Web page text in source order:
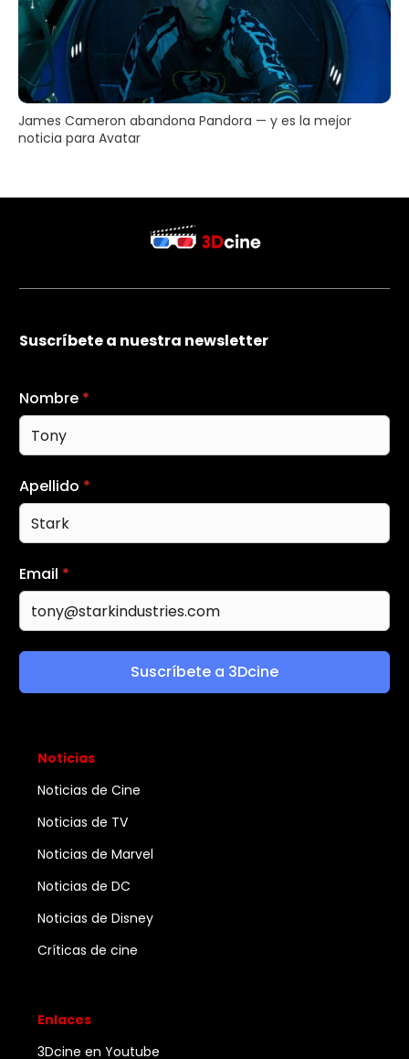
James Cameron abandona Pandora — y es la mejor
noticia para Avatar
Suscríbete a nuestra newsletter
Nombre *
Apellido *
Email *
Suscríbete a 3Dcine
Noticias
Noticias de Cine
Noticias de TV
Noticias de Marvel
Noticias de DC
Noticias de Disney
Críticas de cine
Enlaces
3Dcine en Youtube